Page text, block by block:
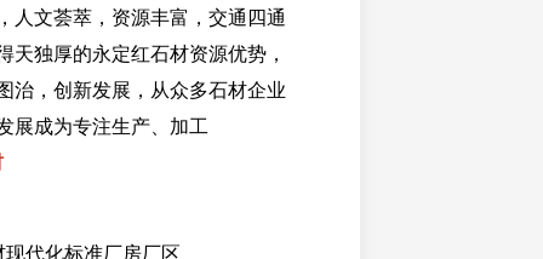
人文荟萃，资源丰富，交通四通
天独厚的永定红石材资源优势，
治，创新发展，从众多石材企业
展成为专注生产、加工
代化标准厂房厂区